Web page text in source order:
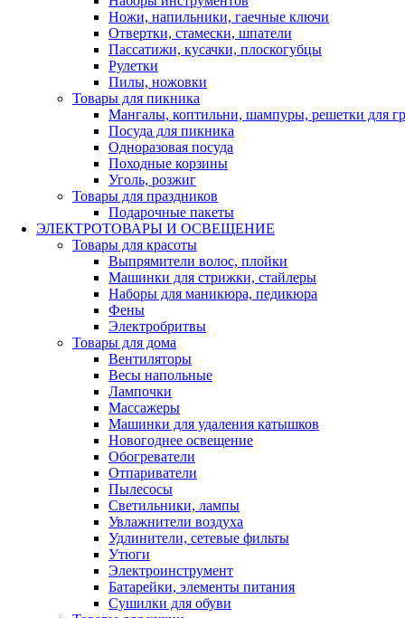
Ножи, напильники, гаечные ключи
Отвертки, стамески, шпатели
Пассатижи, кусачки, плоскогубцы
Рулетки
Пилы, ножовки
Товары для пикника
Мангалы, коптильни, шампуры, решетки для
Посуда для пикника
Одноразовая посуда
Походные корзины
Уголь, розжиг
Товары для праздников
Подарочные пакеты
ЭЛЕКТРОТОВАРЫ И ОСВЕЩЕНИЕ
Товары для красоты
Выпрямители волос, плойки
Машинки для стрижки, стайлеры
Наборы для маникюра, педикюра
Фены
Электробритвы
Товары для дома
Вентиляторы
Весы напольные
Лампочки
Массажеры
Машинки для удаления катышков
Новогоднее освещение
Обогреватели
Отпариватели
Пылесосы
Светильники, лампы
Увлажнители воздуха
Удлинители, сетевые фильты
Утюги
Электроинструмент
Батарейки, элементы питания
Сушилки для обуви